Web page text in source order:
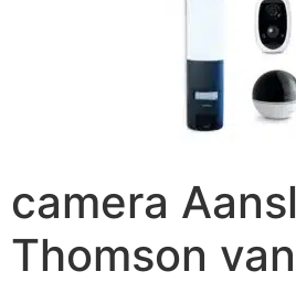
camera
Thomson